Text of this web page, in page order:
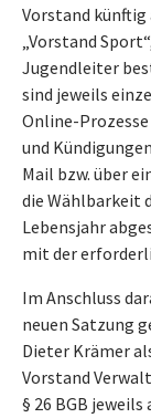
Vorstand künftig
„Vorstand
Jugendleiter
sind jeweils
Online-
und
Mail bzw. über
die Wählbarkeit
Lebensjahr
mit der
Im Anschluss
neuen Satzung
Dieter Krämer
Vorstand
§ 26 BGB